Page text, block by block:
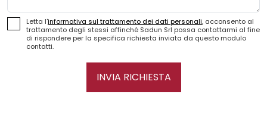
Letta l'informativa sul trattamento dei dati personali, acconsento al
trattamento degli stessi affinché Sadun Srl possa contattarmi al fine
di rispondere per la specifica richiesta inviata da questo modulo
contatti.
INVIA RICHIESTA